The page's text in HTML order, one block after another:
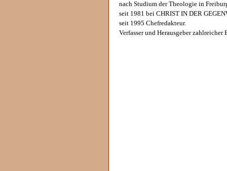
nach Studium der Theologie in
seit 1981 bei CHRIST IN DER
seit 1995 Chefredakteur.
Verfasser und Herausgeber zahlreicher